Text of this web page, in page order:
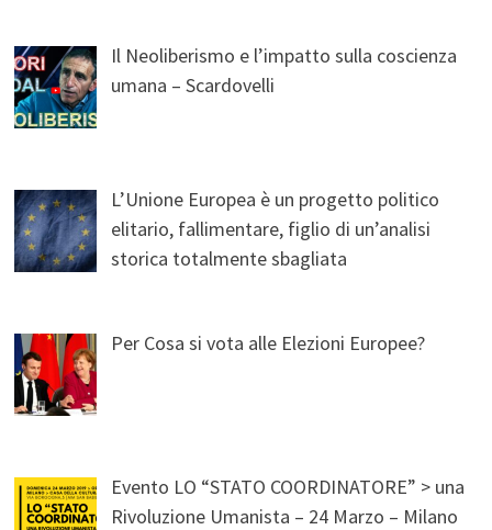
Il Neoliberismo e l’impatto sulla coscienza
umana – Scardovelli
L’Unione Europea è un progetto politico
elitario, fallimentare, figlio di un’analisi
storica totalmente sbagliata
Per Cosa si vota alle Elezioni Europee?
Evento LO “STATO COORDINATORE” > una
Rivoluzione Umanista – 24 Marzo – Milano